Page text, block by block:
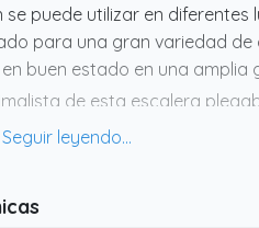
puede utilizar en diferentes
para una gran variedad de
buen estado en una amplia
de esta escalera
modernos. Debido a su bajo
enormemente la estabilidad